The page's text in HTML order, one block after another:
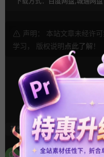
声明： 本站文章未经许
学习， 版权说明点此了解 ！
其他